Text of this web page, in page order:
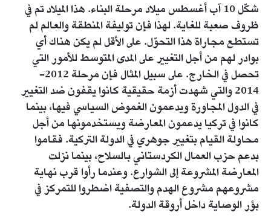
شكّل 10 آب أغسطس ميلاد مرحلة البناء. هذا الميلاد تم في
ظروف صعبة للغاية. لهذا فإن توليفة المنطقة والعالم لم
تستطع مجاراة هذا التحوّل. على الأقل لم يكن هناك أي
بوادر لهم من أجل التغيير على المدى المتوسط للأمور التي
تحصل في الخارج. على سبيل المثال فإن مرحلة 2012-
2014 والتي شهدت أزمة حقيقية كانوا يقفون ضد التغيير
في الدول المجاورة ويدعمون الغموض السياسي فيها، بينما
كانوا في تركيا يدعمون المعارضة ويستخدمونها من أجل
محاولة القيام بتغيير جوهري في الدولة التركية. فقاموا
بدعم حزب العمال الكردستاني بالسلاح، بينما نزلت
المعارضة المشروعة إلى الشوارع. وعندما رأوا قرب نهاية
مشروعهم مشروع الهدم والتصفية اضطروا للتمركز في
بؤر الوصاية داخل أروقة الدولة.